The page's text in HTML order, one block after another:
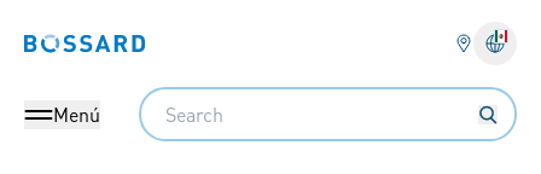
Bossard homepage
Menú
Search